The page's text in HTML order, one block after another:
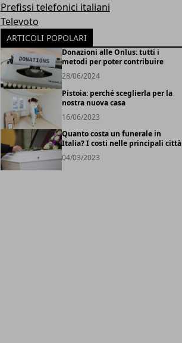
Prefissi telefonici italiani
Televoto
ARTICOLI POPOLARI
Donazioni alle Onlus: tutti i
metodi per poter contribuire
28/06/2024
Pistoia: perché sceglierla per la
nostra nuova casa
16/06/2023
Quanto costa un funerale in
Italia? I costi nelle principali città
04/03/2023